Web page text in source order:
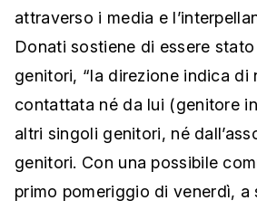
attraverso i media e
Donati sostiene di essere
genitori, “la direzione indica di
contattata né da lui (genitore
altri singoli genitori, né
genitori. Con una possibile
primo pomeriggio di venerdì, a